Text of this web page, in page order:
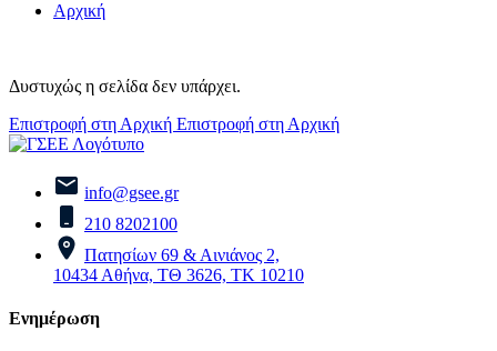
Αρχική
Δυστυχώς η σελίδα δεν υπάρχει.
Επιστροφή στη Αρχική Επιστροφή στη Αρχική
info@gsee.gr
210 8202100
Πατησίων 69 & Αινιάνος 2,
10434 Αθήνα, ΤΘ 3626, ΤΚ 10210
Ενημέρωση